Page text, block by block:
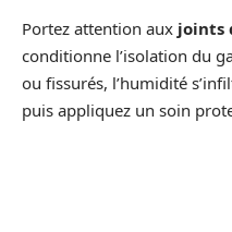
Portez attention aux joints
conditionne l’isolation du
ou fissurés, l’humidité
puis appliquez un soin